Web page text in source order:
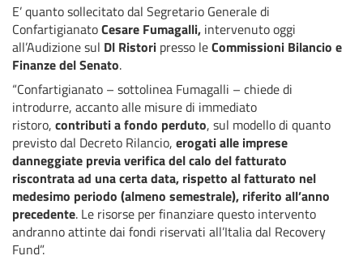
E’ quanto sollecitato dal Segretario Generale di
ConfartigianatoCesare Fumagalli, intervenuto oggi
all’Audizione sul Dl Ristori presso leCommissioni Bilancio e
Finanze del Senato.
“Confartigianato – sottolinea Fumagalli – chiede di
introdurre, accanto alle misure di immediato
ristoro, contributi a fondo perduto, sul modello di quanto
previsto dal Decreto Rilancio, erogati alle imprese
danneggiate previa verifica del calo del fatturato
riscontrata ad una certa data, rispetto al fatturato nel
medesimo periodo (almeno semestrale), riferito all’anno
precedente. Le risorse per finanziare questo intervento
andranno attinte dai fondi riservati all’Italia dal Recovery
Fund”.